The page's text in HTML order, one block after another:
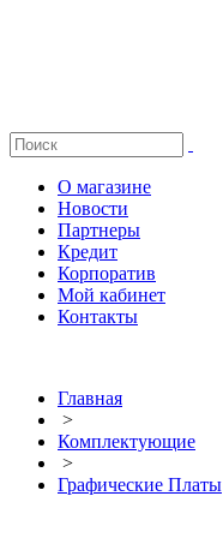
О магазине
Новости
Партнеры
Кредит
Корпоратив
Мой кабинет
Контакты
Главная
>
Комплектующие
>
Графические Платы